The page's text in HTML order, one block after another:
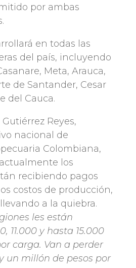
por ambas
en todas las
del país, incluyendo
Meta, Arauca,
de Santander, Cesar
del Cauca.
Reyes,
nacional de
Colombiana,
los
recibiendo pagos
costos de producción,
a la quiebra.
les están
11.000 y hasta 15.000
carga. Van a perder
un millón de pesos por